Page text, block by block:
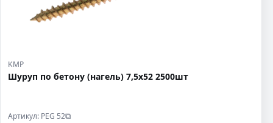
KMP
Шуруп по бетону (нагель) 7,5x52 2500шт
Артикул: PEG 52⧉